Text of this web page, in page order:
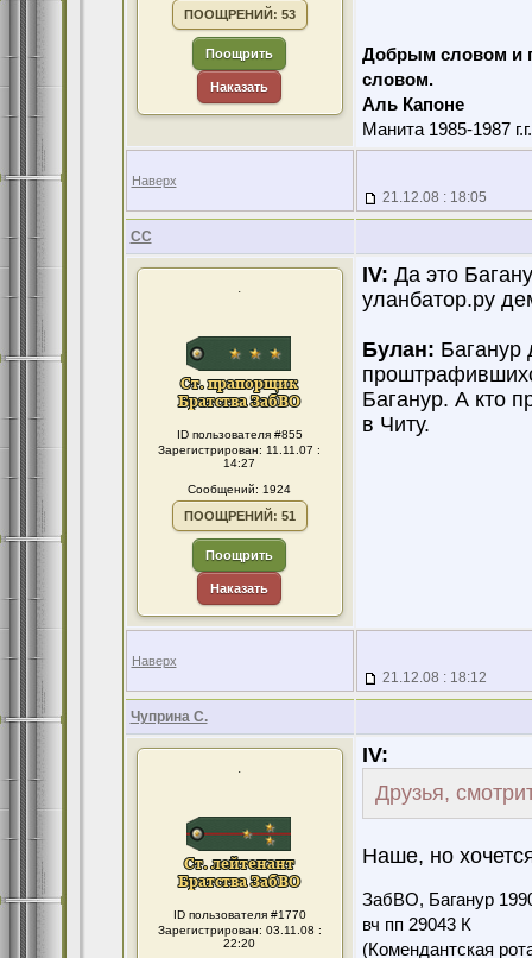
ПООЩРЕНИЙ: 53
Поощрить
Наказать
Добрым словом и
словом.
Аль Капоне
Манита 1985-1987
Наверх
21.12.08 : 18:05
CC
.
ID пользователя #855
Зарегистрирован: 11.11.07 :
14:27
Сообщений: 1924
ПООЩРЕНИЙ: 51
Поощрить
Наказать
IV: Да это
уланбатор.ру
Булан: Баганур
Баганур. А кто
в Читу.
Наверх
21.12.08 : 18:12
Чуприна С.
.
ID пользователя #1770
Зарегистрирован: 03.11.08 :
22:20
IV:
Друзья,
Наше, но
ЗабВО, Баганур
вч пп 29043 К
(Комендантская